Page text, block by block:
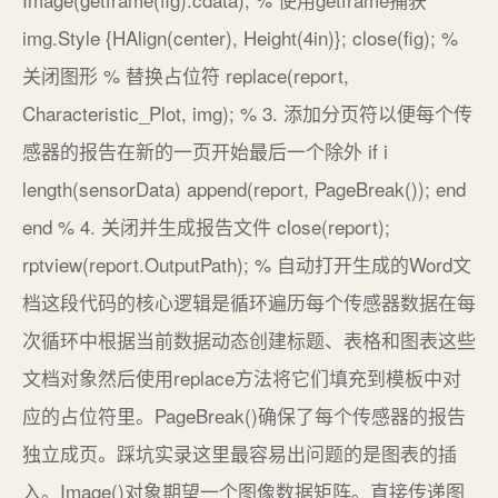
img.Style {HAlign(center), Height(4in)}; close(fig); %
关闭图形 % 替换占位符 replace(report,
Characteristic_Plot, img); % 3. 添加分页符以便每个传
感器的报告在新的一页开始最后一个除外 if i
length(sensorData) append(report, PageBreak()); end
end % 4. 关闭并生成报告文件 close(report);
rptview(report.OutputPath); % 自动打开生成的Word文
档这段代码的核心逻辑是循环遍历每个传感器数据在每
次循环中根据当前数据动态创建标题、表格和图表这些
文档对象然后使用replace方法将它们填充到模板中对
应的占位符里。PageBreak()确保了每个传感器的报告
独立成页。踩坑实录这里最容易出问题的是图表的插
入。Image()对象期望一个图像数据矩阵。直接传递图